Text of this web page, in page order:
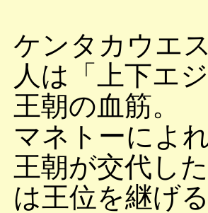
ケンタカウエ
人は「上下エ
王朝の血筋。
マネトーによ
王朝が交代し
は王位を継げ